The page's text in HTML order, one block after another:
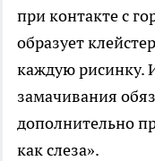
при контакте с
образует
каждую рисинку.
замачивания
дополнительно
как слеза».